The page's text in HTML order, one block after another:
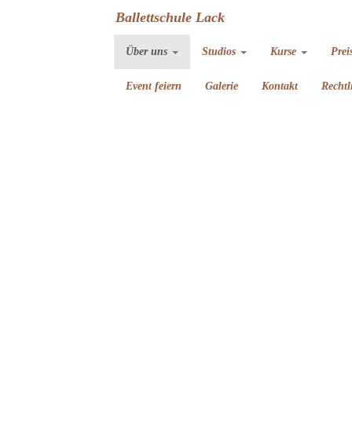
Ballettschule Lack
Über uns Studios Kurse
Event feiern Galerie Kontakt